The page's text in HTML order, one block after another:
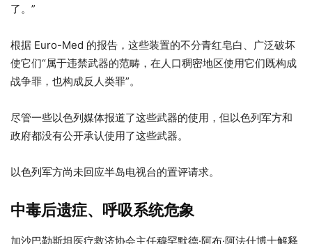
了。”
根据 Euro-Med 的报告，这些装置的不分青红皂白、广泛破坏
使它们“属于违禁武器的范畴，在人口稠密地区使用它们既构成
战争罪，也构成反人类罪”。
尽管一些以色列媒体报道了这些武器的使用，但以色列军方和
政府都没有公开承认使用了这些武器。
以色列军方尚未回应半岛电视台的置评请求。
中毒后遗症、呼吸系统危象
加沙巴勒斯坦医疗救济协会主任穆罕默德·阿布·阿法什博士解释